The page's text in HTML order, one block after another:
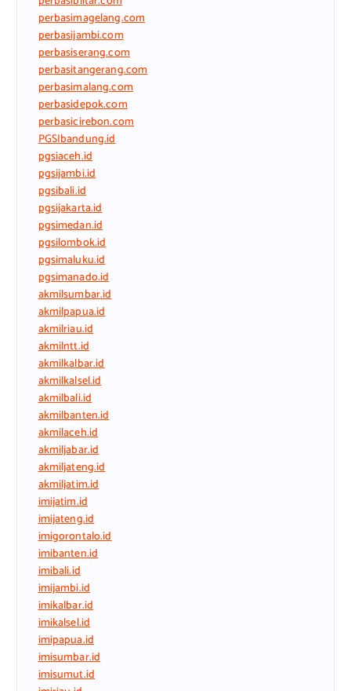
perbasimagelang.com
perbasijambi.com
perbasiserang.com
perbasitangerang.com
perbasimalang.com
perbasidepok.com
perbasicirebon.com
PGSIbandung.id
pgsiaceh.id
pgsijambi.id
pgsibali.id
pgsijakarta.id
pgsimedan.id
pgsilombok.id
pgsimaluku.id
pgsimanado.id
akmilsumbar.id
akmilpapua.id
akmilriau.id
akmilntt.id
akmilkalbar.id
akmilkalsel.id
akmilbali.id
akmilbanten.id
akmilaceh.id
akmiljabar.id
akmiljateng.id
akmiljatim.id
imijatim.id
imijateng.id
imigorontalo.id
imibanten.id
imibali.id
imijambi.id
imikalbar.id
imikalsel.id
imipapua.id
imisumbar.id
imisumut.id